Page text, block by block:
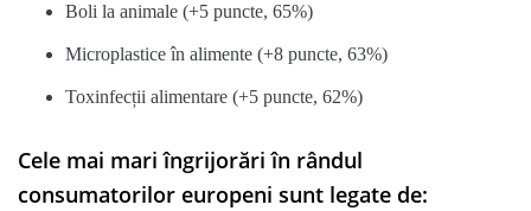
Boli la animale (+5 puncte, 65%)
Microplastice în alimente (+8 puncte, 63%)
Toxinfecții alimentare (+5 puncte, 62%)
Cele mai mari îngrijorări în rândul
consumatorilor europeni sunt legate de: